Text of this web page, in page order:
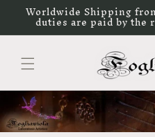
direttamente
ai contenuti
Worldwide Shipping
duties are paid by